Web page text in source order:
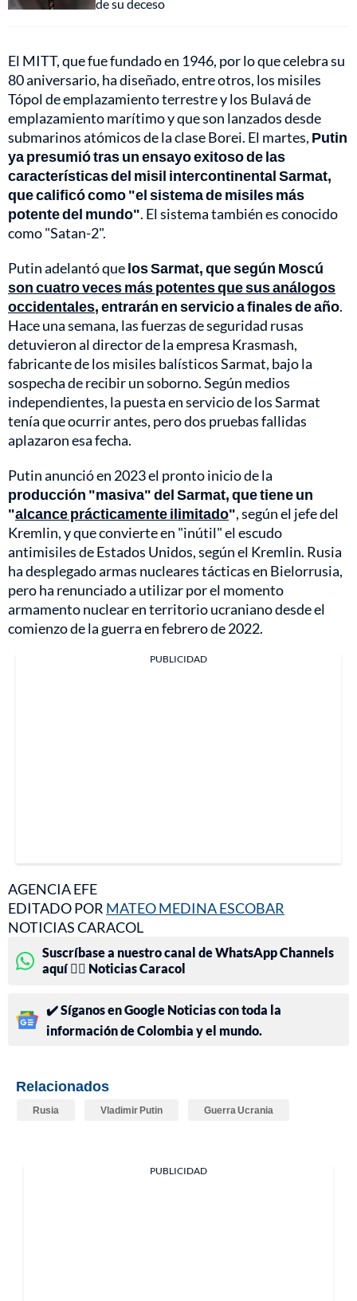
de su deceso
El MITT, que fue fundado en 1946, por lo que celebra su
80 aniversario, ha diseñado, entre otros, los misiles
Tópol de emplazamiento terrestre y los Bulavá de
emplazamiento marítimo y que son lanzados desde
submarinos atómicos de la clase Borei. El martes, Putin
ya presumió tras un ensayo exitoso de las
características del misil intercontinental Sarmat,
que calificó como "el sistema de misiles más
potente del mundo". El sistema también es conocido
como "Satan-2".
Putin adelantó quelos Sarmat, que según Moscú
son cuatro veces más potentes que sus análogos
occidentales, entrarán en servicio a finales de año.
Hace una semana, las fuerzas de seguridad rusas
detuvieron al director de la empresa Krasmash,
fabricante de los misiles balísticos Sarmat, bajo la
sospecha de recibir un soborno. Según medios
independientes, la puesta en servicio de los Sarmat
tenía que ocurrir antes, pero dos pruebas fallidas
aplazaron esa fecha.
Putin anunció en 2023 el pronto inicio de la
producción "masiva" del Sarmat, que tiene un
"alcance prácticamente ilimitado", según el jefe del
Kremlin, y que convierte en "inútil" el escudo
antimisiles de Estados Unidos, según el Kremlin. Rusia
ha desplegado armas nucleares tácticas en Bielorrusia,
pero ha renunciado a utilizar por el momento
armamento nuclear en territorio ucraniano desde el
comienzo de la guerra en febrero de 2022.
PUBLICIDAD
AGENCIA EFE
EDITADO POR MATEO MEDINA ESCOBAR
NOTICIAS CARACOL
Suscríbase a nuestro canal de WhatsApp Channels
aquí 👉🏻 Noticias Caracol
✔️ Síganos en Google Noticias con toda la
información de Colombia y el mundo.
Relacionados
Rusia Vladimir Putin Guerra Ucrania
PUBLICIDAD